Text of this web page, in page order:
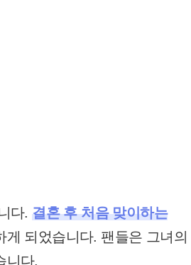
다.결혼 후 처음 맞이하는
되었습니다. 팬들은 그녀의
니다.